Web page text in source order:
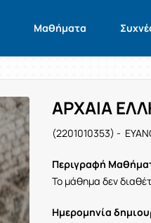
Μαθήματα
ΑΡΧΑΙΑ
(2201010353) -
Περιγραφή
Το μάθημα δεν
Ημερομηνία